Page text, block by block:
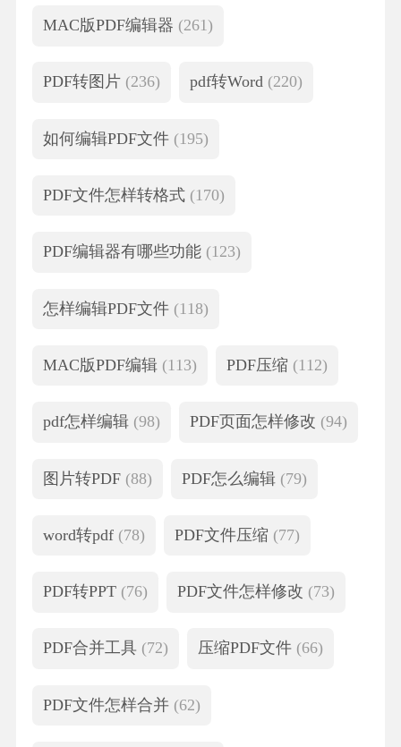
MAC版PDF编辑器 (261)
PDF转图片 (236) pdf转Word (220)
如何编辑PDF文件 (195)
PDF文件怎样转格式 (170)
PDF编辑器有哪些功能 (123)
怎样编辑PDF文件 (118)
MAC版PDF编辑 (113) PDF压缩 (112)
pdf怎样编辑 (98) PDF页面怎样修改 (94)
图片转PDF (88) PDF怎么编辑 (79)
word转pdf (78) PDF文件压缩 (77)
PDF转PPT (76) PDF文件怎样修改 (73)
PDF合并工具 (72) 压缩PDF文件 (66)
PDF文件怎样合并 (62)